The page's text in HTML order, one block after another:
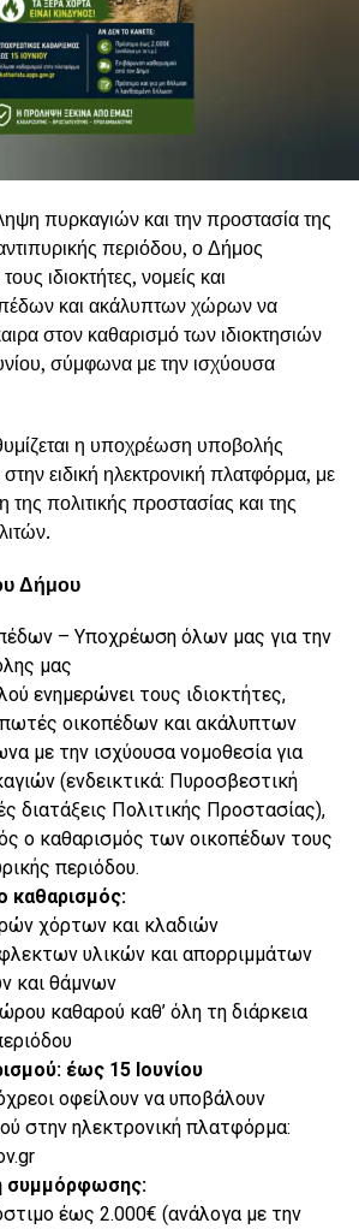
πυρκαγιών και την προστασία της
περιόδου, ο Δήμος
ιδιοκτήτες, νομείς και
και ακάλυπτων χώρων να
στον καθαρισμό των ιδιοκτησιών
σύμφωνα με την ισχύουσα
η υποχρέωση υποβολής
ειδική ηλεκτρονική πλατφόρμα, με
της πολιτικής προστασίας και της
Δήμου
– Υποχρέωση όλων μας για την
μας
ενημερώνει τους ιδιοκτήτες,
οικοπέδων και ακάλυπτων
με την ισχύουσα νομοθεσία για
(ενδεικτικά: Πυροσβεστική
διατάξεις Πολιτικής Προστασίας),
ο καθαρισμός των οικοπέδων τους
περιόδου.
καθαρισμός:
χόρτων και κλαδιών
υλικών και απορριμμάτων
και θάμνων
καθαρού καθ’ όλη τη διάρκεια
έως 15 Ιουνίου
οφείλουν να υποβάλουν
στην ηλεκτρονική πλατφόρμα:
συμμόρφωσης:
έως 2.000€ (ανάλογα με την